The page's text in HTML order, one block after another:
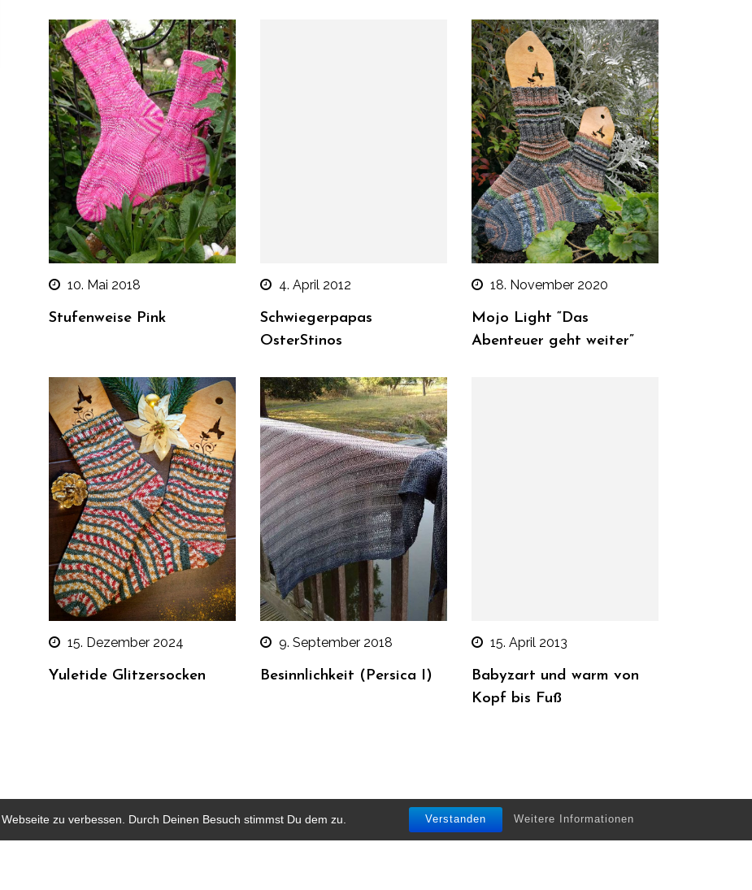
zu verbessen. Durch Deinen Besuch stimmst Du dem zu. Verstanden Weitere Informationen
10. Mai 2018
Stufenweise Pink
4. April 2012
Schwiegerpapas
OsterStinos
18. November 2020
Mojo Light “Das
Abenteuer geht weiter”
15. Dezember 2024
Yuletide Glitzersocken
9. September 2018
Besinnlichkeit (Persica I)
15. April 2013
Babyzart und warm von
Kopf bis Fuß
HOME KONTAKT IMPRESSUM & DATENSCHUTZ